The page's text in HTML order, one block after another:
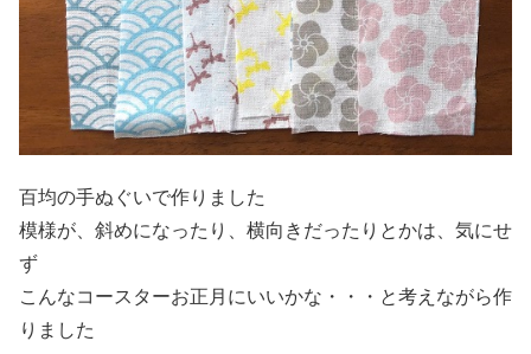
百均の手ぬぐいで作りました
模様が、斜めになったり、横向きだったりとかは、気にせ
ず
こんなコースターお正月にいいかな・・・と考えながら作
りました